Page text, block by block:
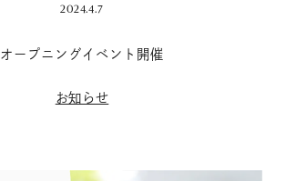
2024.4.7
オープニングイベント開催
お知らせ